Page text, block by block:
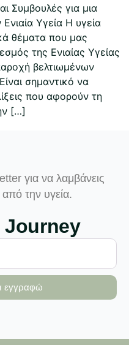
Συμβουλές για μια
Υγεία Η υγεία
θέματα που μας
της Ενιαίας Υγείας
βελτιωμένων
σημαντικό να
που αφορούν τη
[…]
για να λαμβάνεις
την υγεία.
Journey
εγγραφώ